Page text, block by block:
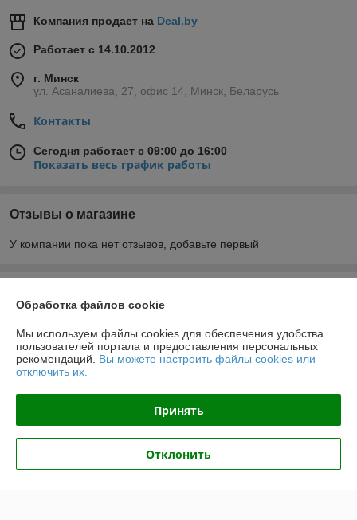
Компания продает на Deal.by
Работает с 14.10.2012
г. Минск
ул. Асаналиева, 27, офис 14, Минск, Беларусь
Контакты
Сегодня работает с 09:00 до 16:00
Показать весь график работы
Отзывы о магазине
У компании пока нет отзывов, добавьте первый
Контакты
Доставка и оплата
Полная версия сайта
Обработка файлов cookie
Мы используем файлы cookies для обеспечения удобства
пользователей портала и предоставления персональных
рекомендаций. Вы можете настроить файлы cookies или
отключить их.
Принять
Отклонить